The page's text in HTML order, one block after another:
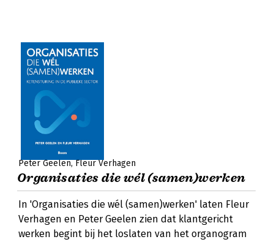
Peter Geelen Fleur Verhagen
Organisaties die wél (samen)werken
In 'Organisaties die wél (samen)werken' laten Fleur
Verhagen en Peter Geelen zien dat klantgericht
werken begint bij het loslaten van het organogram